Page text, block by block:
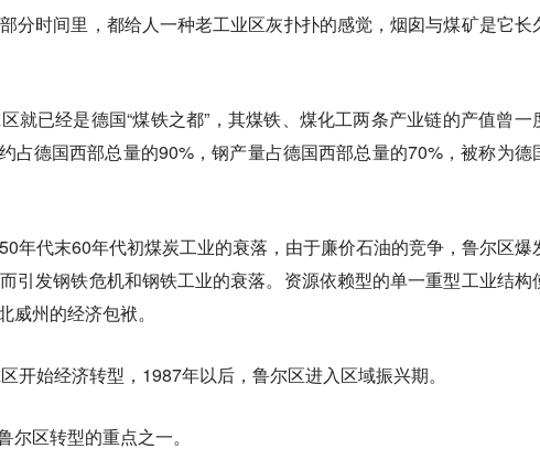
分时间里，都给人一种老工业区灰扑扑的感觉，烟囱与煤矿是它长
就已经是德国“煤铁之都”，其煤铁、煤化工两条产业链的产值曾一
占德国西部总量的90%，钢产量占德国西部总量的70%，被称为德
年代末60年代初煤炭工业的衰落，由于廉价石油的竞争，鲁尔区爆
引发钢铁危机和钢铁工业的衰落。资源依赖型的单一重型工业结构
威州的经济包袱。
开始经济转型，1987年以后，鲁尔区进入区域振兴期。
尔区转型的重点之一。